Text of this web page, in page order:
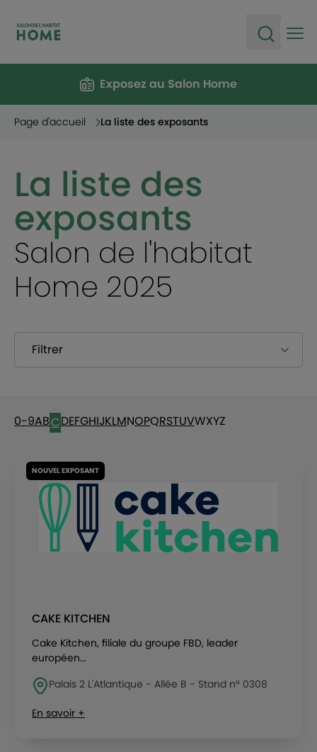
Exposez au Salon Home
Page d'accueil La liste des exposants
La liste des
exposants
Salon de l'habitat
Home 2025
Filtrer
0-9ABCDEFGHIJKLMNOPQRSTUVWXYZ
NOUVEL EXPOSANT
CAKE KITCHEN
Cake Kitchen, filiale du groupe FBD, leader
européen...
Palais 2 L'Atlantique - Allée B - Stand n° 0308
En savoir +